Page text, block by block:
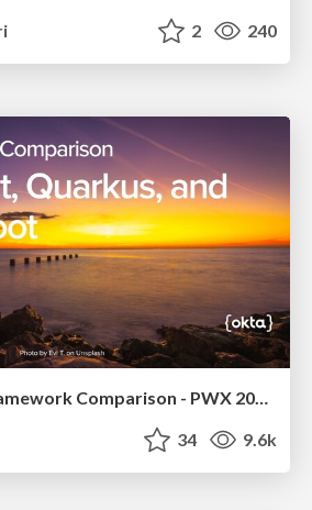
2 240
Java REST API Framework Comparison - PWX 2021
34 9.6k